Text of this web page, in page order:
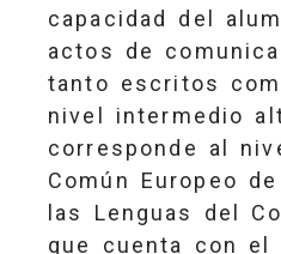
capacidad del
actos de
tanto escritos
nivel intermedio
corresponde al
Común Europeo
las Lenguas del
que cuenta con el